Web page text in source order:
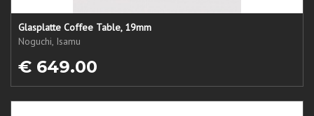
Glasplatte Coffee Table, 19mm
Noguchi, Isamu
€ 649.00